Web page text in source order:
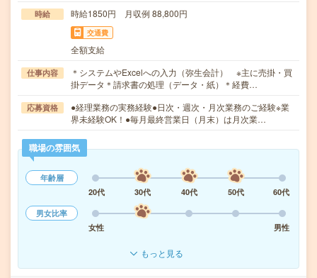
時給 時給1850円 月収例 88,800円
交通費
全額支給
仕事内容
＊システムやExcelへの入力（弥生会計） ※主に売掛・買
掛データ＊請求書の処理（データ・紙）＊経費…
応募資格
●経理業務の実務経験●日次・週次・月次業務のご経験※業
界未経験OK！●毎月最終営業日（月末）は月次業…
職場の雰囲気
年齢層
20代
30代 40代 50代
60代
男女比率
女性
男性
もっと見る